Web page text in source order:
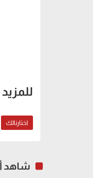
اختارنالك
شاهد